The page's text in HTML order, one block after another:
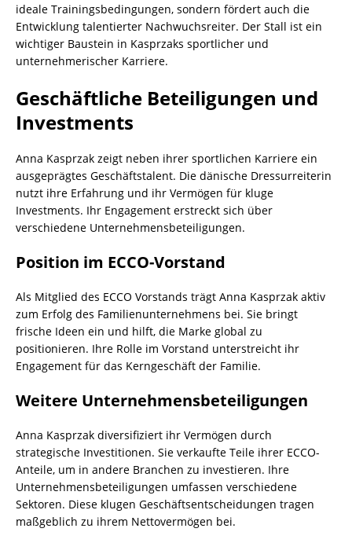
ideale Trainingsbedingungen, sondern fördert auch die
Entwicklung talentierter Nachwuchsreiter. Der Stall ist ein
wichtiger Baustein in Kasprzaks sportlicher und
unternehmerischer Karriere.
Geschäftliche Beteiligungen und
Investments
Anna Kasprzak zeigt neben ihrer sportlichen Karriere ein
ausgeprägtes Geschäftstalent. Die dänische Dressurreiterin
nutzt ihre Erfahrung und ihr Vermögen für kluge
Investments. Ihr Engagement erstreckt sich über
verschiedene Unternehmensbeteiligungen.
Position im ECCO-Vorstand
Als Mitglied des ECCO Vorstands trägt Anna Kasprzak aktiv
zum Erfolg des Familienunternehmens bei. Sie bringt
frische Ideen ein und hilft, die Marke global zu
positionieren. Ihre Rolle im Vorstand unterstreicht ihr
Engagement für das Kerngeschäft der Familie.
Weitere Unternehmensbeteiligungen
Anna Kasprzak diversifiziert ihr Vermögen durch
strategische Investitionen. Sie verkaufte Teile ihrer ECCO-
Anteile, um in andere Branchen zu investieren. Ihre
Unternehmensbeteiligungen umfassen verschiedene
Sektoren. Diese klugen Geschäftsentscheidungen tragen
maßgeblich zu ihrem Nettovermögen bei.